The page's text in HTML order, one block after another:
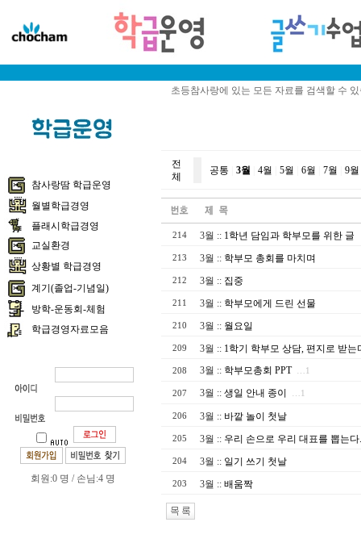
초등참사랑에 있는 모든 자료를 검색할 수
참사랑땀 학급운영
월별학급경영
플래시학급경영
교실환경
상황별 학급경영
계기(졸업-기념일)
방학-운동회-체험
학급경영자료모음
회원:0 명 / 손님:4 명
전
체
공통 3월 4월 5월 6월 7월 9월
214 3월 :: 1학년 담임과 학부모를 위한 글
213 3월 :: 학부모 총회를 마치며
212 3월 :: 집중
211 3월 :: 학부모에게 드린 선물
210 3월 :: 월요일
209 3월 :: 1학기 학부모 상담, 편지로 받는
208 3월 :: 학부모총회 PPT …1
207 3월 :: 생일 안내 종이 …1
206 3월 :: 바깥 놀이 첫날
205 3월 :: 우리 손으로 우리 대표를 뽑는
204 3월 :: 일기 쓰기 첫날
203 3월 :: 배움짝